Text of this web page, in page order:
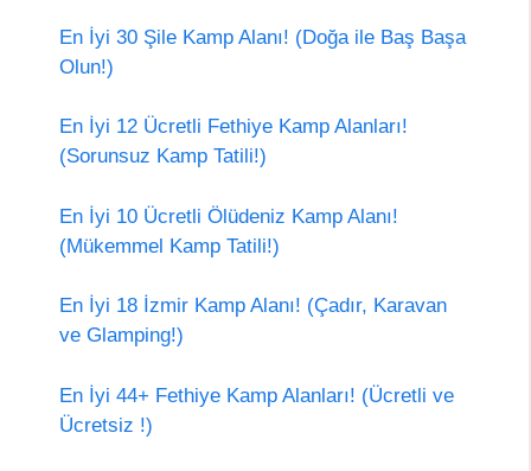
En İyi 30 Şile Kamp Alanı! (Doğa ile Baş Başa
Olun!)
En İyi 12 Ücretli Fethiye Kamp Alanları!
(Sorunsuz Kamp Tatili!)
En İyi 10 Ücretli Ölüdeniz Kamp Alanı!
(Mükemmel Kamp Tatili!)
En İyi 18 İzmir Kamp Alanı! (Çadır, Karavan
ve Glamping!)
En İyi 44+ Fethiye Kamp Alanları! (Ücretli ve
Ücretsiz !)